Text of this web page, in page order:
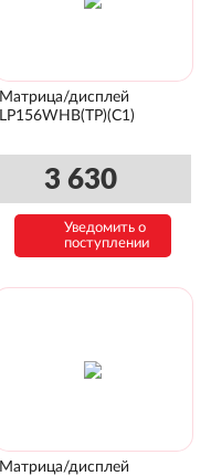
Матрица/дисплей
LP156WHB(TP)(C1)
3 630
Уведомить о
поступлении
Матрица/дисплей